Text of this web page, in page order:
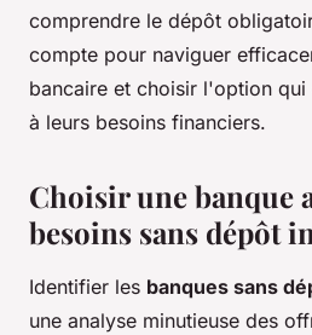
comprendre le dépôt
compte pour naviguer
bancaire et choisir l'option
à leurs besoins financiers.
Choisir une banque
besoins sans dépôt
Identifier les banques sans
une analyse minutieuse des